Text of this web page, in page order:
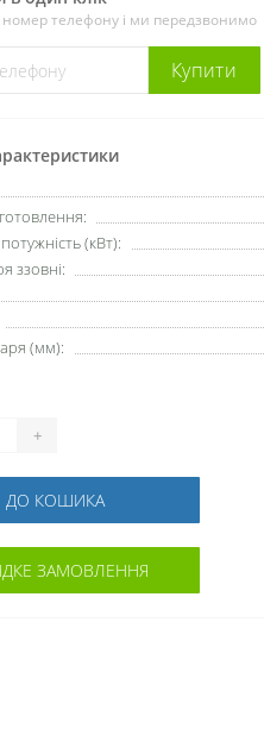
номер телефону і ми передзвонимо
Купити
(кВт):
ззовні:
(мм):
+
ДО КОШИКА
ЗАМОВЛЕННЯ